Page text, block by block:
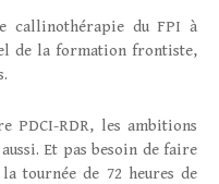
callinothérapie du FPI à
de la formation frontiste,
PDCI-RDR, les ambitions
Et pas besoin de faire
tournée de 72 heures de